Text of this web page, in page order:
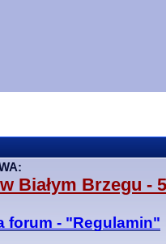
Białym Brzegu -
forum - "Regulamin"